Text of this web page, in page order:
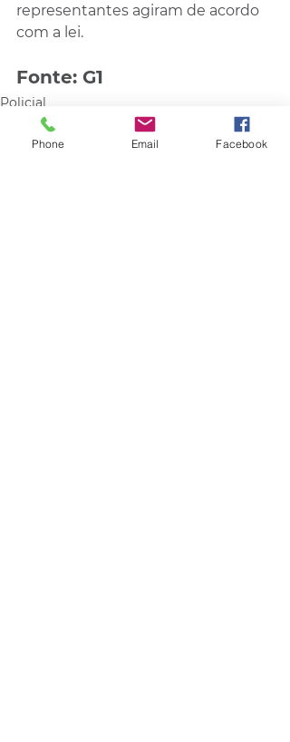
representantes agiram de acordo
com a lei.
Fonte: G1
Policial
Região
Phone Email Facebook